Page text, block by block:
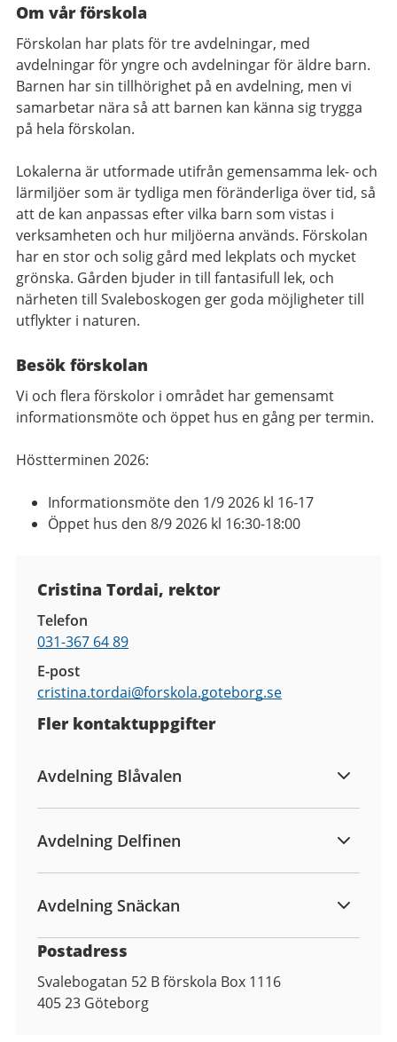
Om vår förskola
Förskolan har plats för tre avdelningar, med
avdelningar för yngre och avdelningar för äldre barn.
Barnen har sin tillhörighet på en avdelning, men vi
samarbetar nära så att barnen kan känna sig trygga
på hela förskolan.
Lokalerna är utformade utifrån gemensamma lek- och
lärmiljöer som är tydliga men föränderliga över tid, så
att de kan anpassas efter vilka barn som vistas i
verksamheten och hur miljöerna används. Förskolan
har en stor och solig gård med lekplats och mycket
grönska. Gården bjuder in till fantasifull lek, och
närheten till Svaleboskogen ger goda möjligheter till
utflykter i naturen.
Besök förskolan
Vi och flera förskolor i området har gemensamt
informationsmöte och öppet hus en gång per termin.
Höstterminen 2026:
Informationsmöte den 1/9 2026 kl 16-17
Öppet hus den 8/9 2026 kl 16:30-18:00
Cristina Tordai, rektor
Telefon
031-367 64 89
E-post
cristina.tordai@forskola.goteborg.se
Fler kontaktuppgifter
Avdelning Blåvalen
Avdelning Delfinen
Avdelning Snäckan
Postadress
Svalebogatan 52 B förskola Box 1116
405 23 Göteborg